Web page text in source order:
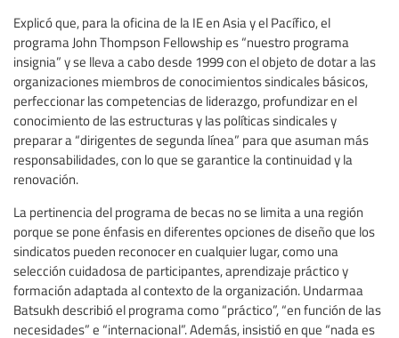
Explicó que, para la oficina de la IE en Asia y el Pacífico, el
programa John Thompson Fellowship es “nuestro programa
insignia” y se lleva a cabo desde 1999 con el objeto de dotar a las
organizaciones miembros de conocimientos sindicales básicos,
perfeccionar las competencias de liderazgo, profundizar en el
conocimiento de las estructuras y las políticas sindicales y
preparar a “dirigentes de segunda línea” para que asuman más
responsabilidades, con lo que se garantice la continuidad y la
renovación.
La pertinencia del programa de becas no se limita a una región
porque se pone énfasis en diferentes opciones de diseño que los
sindicatos pueden reconocer en cualquier lugar, como una
selección cuidadosa de participantes, aprendizaje práctico y
formación adaptada al contexto de la organización. Undarmaa
Batsukh describió el programa como “práctico”, “en función de las
necesidades” e “internacional”. Además, insistió en que “nada es